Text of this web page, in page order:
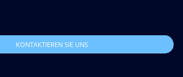
KONTAKTIEREN SIE UNS